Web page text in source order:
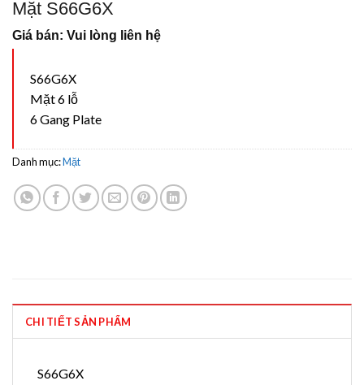
Mặt S66G6X
Giá bán: Vui lòng liên hệ
S66G6X
Mặt 6 lỗ
6 Gang Plate
Danh mục:Mặt
CHI TIẾT SẢN PHẨM
S66G6X